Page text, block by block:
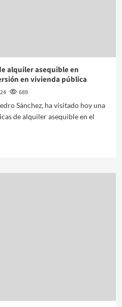
alquiler asequible en
en vivienda pública
689
Sánchez, ha visitado hoy una
de alquiler asequible en el